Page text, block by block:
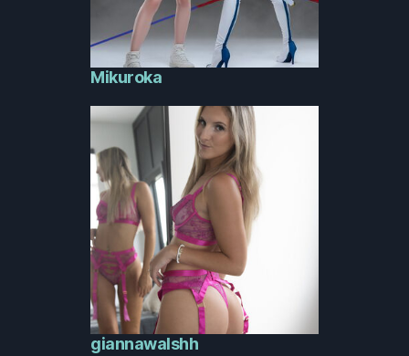
Mikuroka
giannawalshh